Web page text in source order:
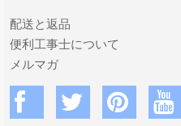
配送と返品
便利工事士について
メルマガ